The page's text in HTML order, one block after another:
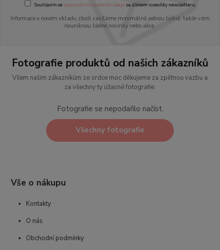
Souhlasím se zpracováním osobních údajůza účelem rozesílky newsletteru.
Informace o novém vkladu zboží zasíláme minimálně jednou týdně, takže vám
neuniknou žádné novinky nebo akce.
Fotografie produktů od našich zákazníků
Všem našim zákazníkům ze srdce moc děkujeme za zpětnou vazbu a
za všechny ty úžasné fotografie.
Fotografie se nepodařilo načíst.
Všechny fotografie
Vše o nákupu
Kontakty
O nás
Obchodní podmínky